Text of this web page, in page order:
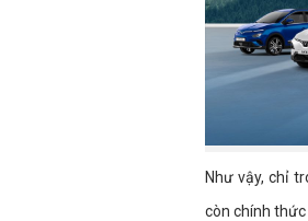
Như vậy, chỉ
còn chính thức